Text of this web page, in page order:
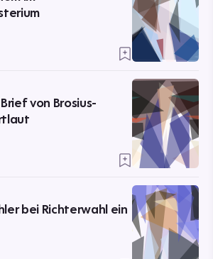
von Brosius-
bei Richterwahl ein